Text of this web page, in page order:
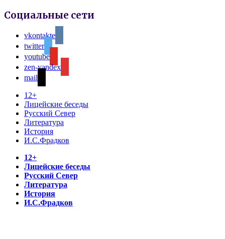
Социальные сети
vkontakte
twitter
youtube
zen-yandex
mail
12+
Лицейские беседы
Русский Север
Литература
История
И.С.Фрадков
12+
Лицейские беседы
Русский Север
Литература
История
И.С.Фрадков